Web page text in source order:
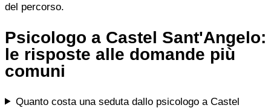
del percorso.
Psicologo a Castel Sant'Angelo:
le risposte alle domande più
comuni
Quanto costa una seduta dallo psicologo a Castel